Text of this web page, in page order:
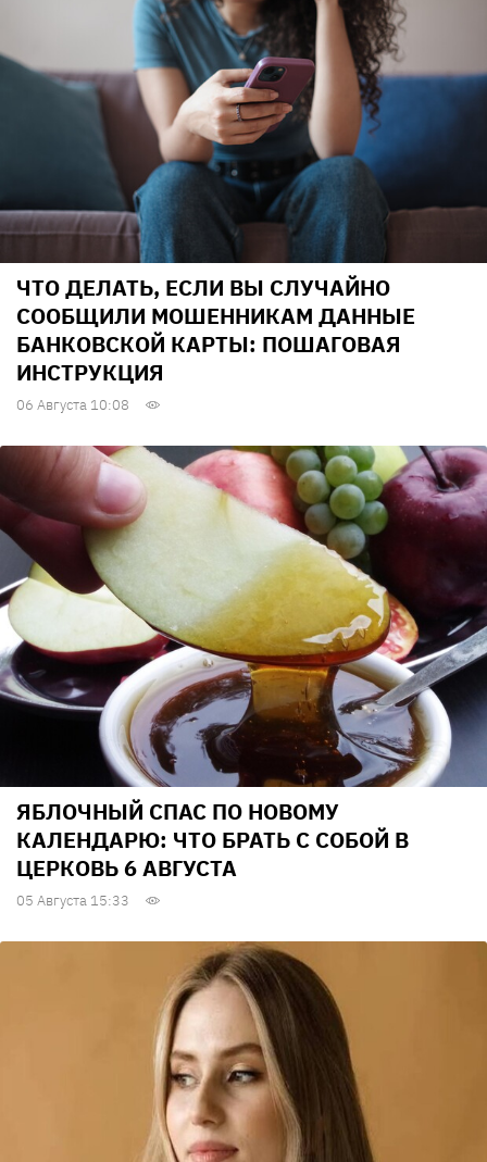
ЧТО ДЕЛАТЬ, ЕСЛИ ВЫ СЛУЧАЙНО
СООБЩИЛИ МОШЕННИКАМ ДАННЫЕ
БАНКОВСКОЙ КАРТЫ: ПОШАГОВАЯ
ИНСТРУКЦИЯ
06 Августа 10:08
ЯБЛОЧНЫЙ СПАС ПО НОВОМУ
КАЛЕНДАРЮ: ЧТО БРАТЬ С СОБОЙ В
ЦЕРКОВЬ 6 АВГУСТА
05 Августа 15:33